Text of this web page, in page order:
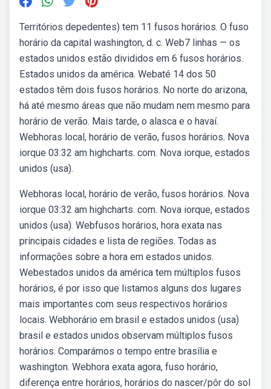
Territórios depedentes) tem 11 fusos horários. O fuso
horário da capital washington, d. c. Web7 linhas — os
estados unidos estão divididos em 6 fusos horários.
Estados unidos da américa. Webaté 14 dos 50
estados têm dois fusos horários. No norte do arizona,
há até mesmo áreas que não mudam nem mesmo para
horário de verão. Mais tarde, o alasca e o havaí.
Webhoras local, horário de verão, fusos horários. Nova
iorque 03:32 am highcharts. com. Nova iorque, estados
unidos (usa).
Webhoras local, horário de verão, fusos horários. Nova
iorque 03:32 am highcharts. com. Nova iorque, estados
unidos (usa). Webfusos horários, hora exata nas
principais cidades e lista de regiões. Todas as
informações sobre a hora em estados unidos.
Webestados unidos da américa tem múltiplos fusos
horários, é por isso que listamos alguns dos lugares
mais importantes com seus respectivos horários
locais. Webhorário em brasil e estados unidos (usa)
brasil e estados unidos observam múltiplos fusos
horários. Comparámos o tempo entre brasília e
washington. Webhora exata agora, fuso horário,
diferença entre horários, horários do nascer/pôr do sol